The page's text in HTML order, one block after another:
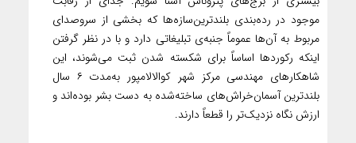
موجود در رده‌بندی بلندترین‌سازه‌ها که بخشی از سروصدای
مربوط به آن‌ها عموماً جنبه‌ی تبلیغاتی دارد و با در نظر گرفتن
اینکه رکوردها اساساً برای شکسته شدن ثبت می‌شوند، این
شاهکارهای مهندسی مرکز شهر کوالالامپور به‌مدت ۶ سال
بلندترین آسمان‌خراش‌های ساخته‌شده به دست بشر بوده‌اند و
ارزش نگاه نزدیک‌تر را قطعاً دارند.